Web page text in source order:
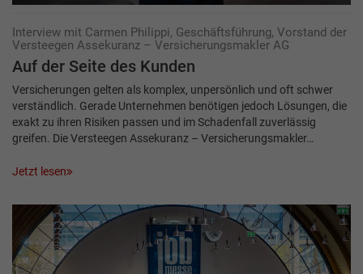
Interview mit Carmen Philippi, Geschäftsführung, Vorstand der
Versteegen Assekuranz – Versicherungsmakler AG
Auf der Seite des Kunden
Versicherungen gelten als komplex, unpersönlich und oft schwer
verständlich. Gerade Unternehmen benötigen jedoch Lösungen, die
exakt zu ihren Risiken passen und im Schadenfall zuverlässig
greifen. Die Versteegen Assekuranz – Versicherungsmakler…
Jetzt lesen